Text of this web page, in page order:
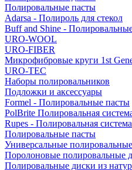
Полировальные пасты
Adarsa - Полироль для стекол
Buff and Shine -
URO-WOOL
URO-FIBER
Микрофибровые круги 1st
URO-TEC
Наборы полировальников
Подложки и аксессуары
Formel - Полировальные пасты
PolBrite Полировальная
Rupes - Полировальная система
Полировальные пасты
Универсальные
Поролоновые полировальные
Полировальные диски из